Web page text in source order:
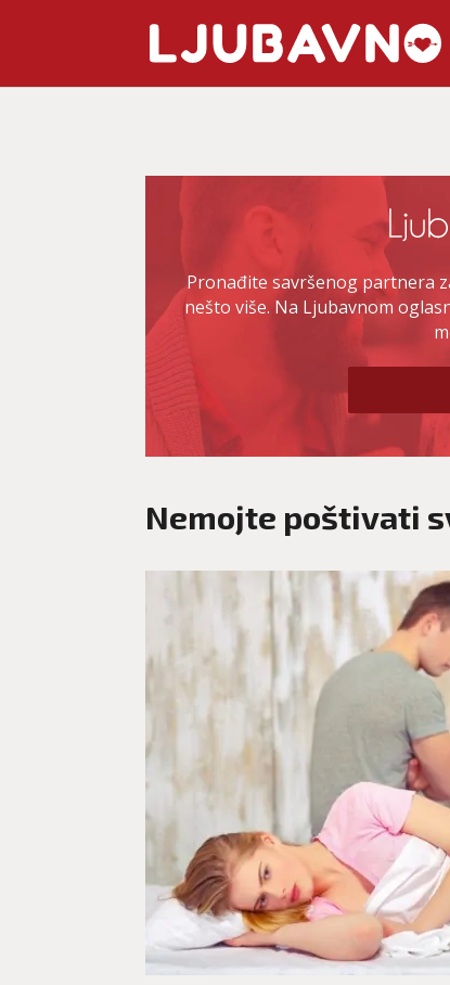
Pronađite savršenog partnera
nešto više. Na Ljubavnom
Nemojte poštivati